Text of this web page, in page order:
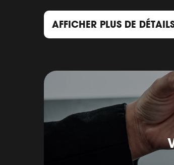
AFFICHER PLUS DE